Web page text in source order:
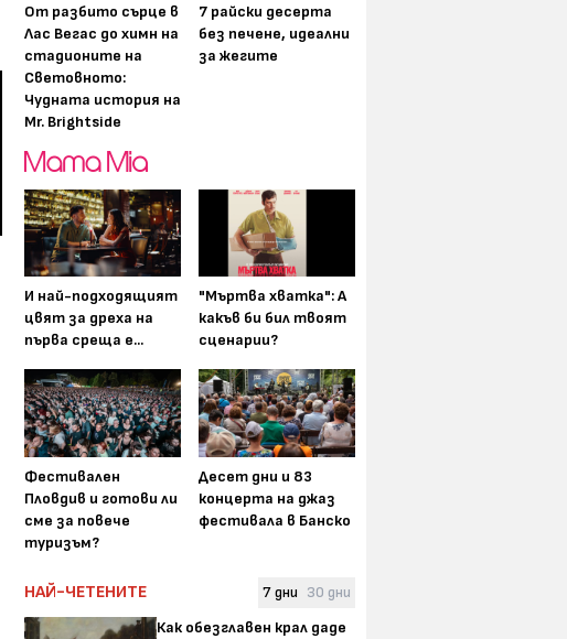
От разбито сърце в
Лас Вегас до химн на
стадионите на
Световното:
Чудната история на
Mr. Brightside
7 райски десерта
без печене, идеални
за жегите
И най-подходящият
цвят за дреха на
първа среща е...
"Мъртва хватка": А
какъв би бил твоят
сценарии?
Фестивален
Пловдив и готови ли
сме за повече
туризъм?
Десет дни и 83
концерта на джаз
фестивала в Банско
НАЙ-ЧЕТЕНИТЕ 7 дни 30 дни
Как обезглавен крал даде